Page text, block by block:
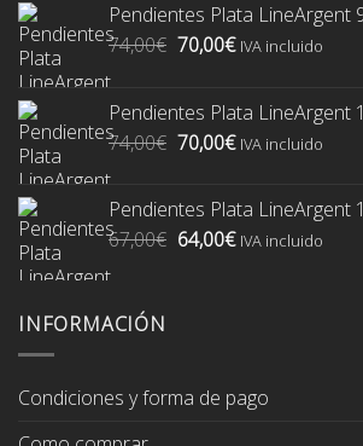
Pendientes Plata LineArgent
74,00€ El
era:
74,00€.
70,00€El
es:
70,00€.
IVA incluido
Pendientes Plata LineArgent
74,00€ El
era:
74,00€.
70,00€El
es:
70,00€.
IVA incluido
Pendientes Plata LineArgent
67,00€ El
64,00€ElIVA incluido
INFORMACIÓN
Condiciones y forma de pago